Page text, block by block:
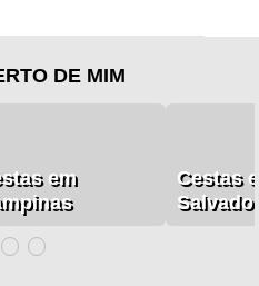
DE MIM
em
Cestas